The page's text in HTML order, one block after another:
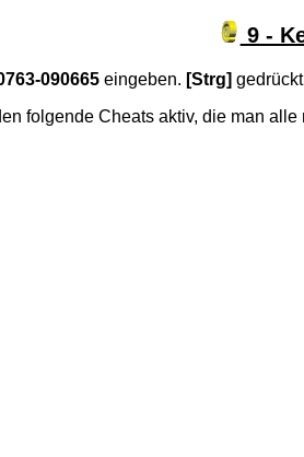
9 -
090665eingeben. [Strg]
folgende Cheats aktiv, die man alle